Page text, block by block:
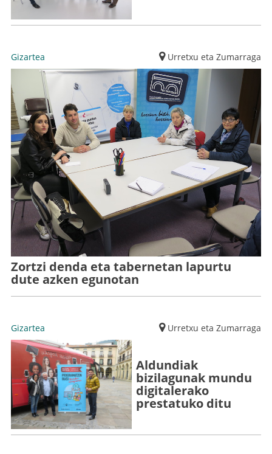
Gizartea Urretxu eta Zumarraga
Zortzi denda eta tabernetan lapurtu
dute azken egunotan
Gizartea Urretxu eta Zumarraga
Aldundiak
bizilagunak mundu
digitalerako
prestatuko ditu